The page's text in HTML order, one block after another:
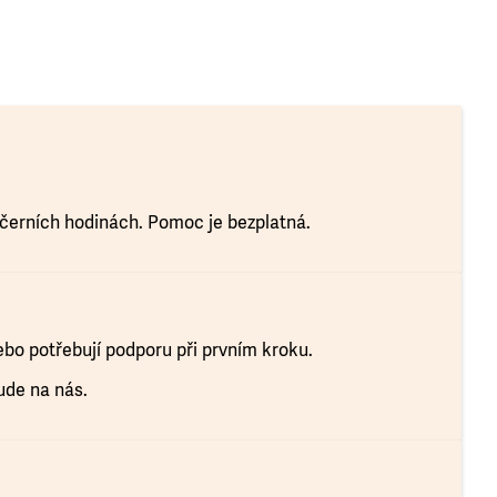
hodinách. Pomoc je bezplatná.
potřebují podporu při prvním kroku.
na nás.